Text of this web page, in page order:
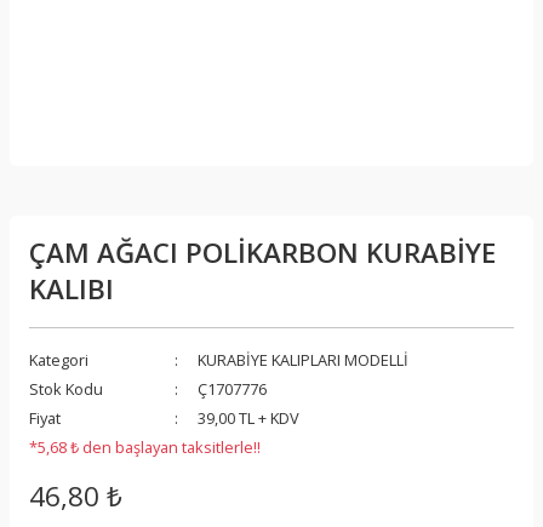
ÇAM AĞACI POLİKARBON KURABİYE
KALIBI
Kategori
KURABİYE KALIPLARI MODELLİ
Stok Kodu
Ç1707776
Fiyat
39,00 TL + KDV
*5,68 ₺ den başlayan taksitlerle!!
46,80 ₺